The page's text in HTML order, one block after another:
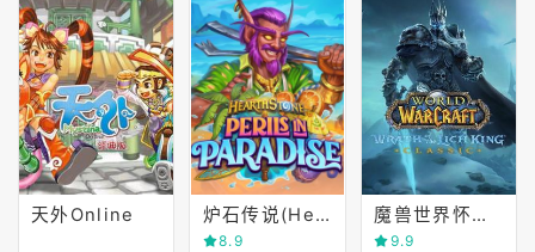
天外Online 炉石传说(Hearthstone)
8.9
魔兽世界怀旧服(World of Warcraft Classic)
9.9